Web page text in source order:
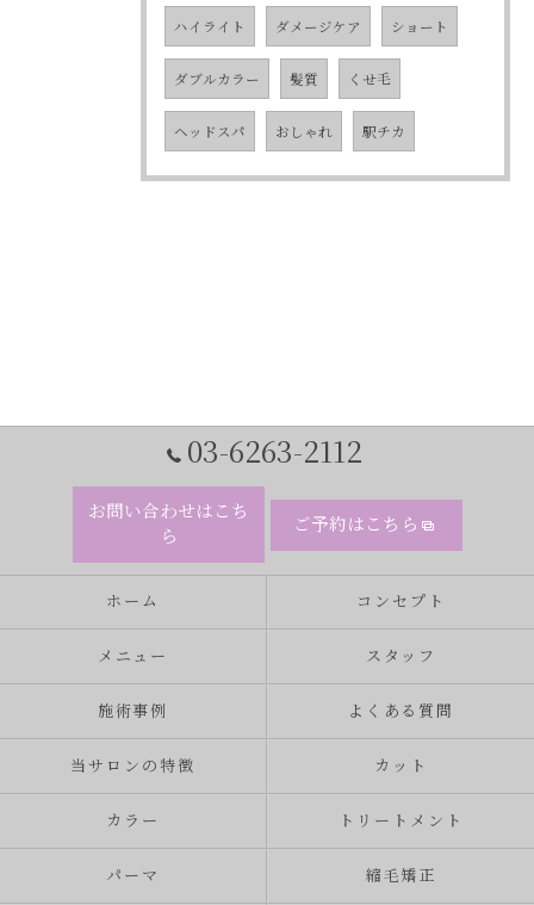
ハイライト ダメージケア ショート
ダブルカラー 髪質 くせ毛
ヘッドスパ おしゃれ 駅チカ
03-6263-2112
お問い合わせはこち
ら
ご予約はこちら
ホーム コンセプト
メニュー スタッフ
施術事例 よくある質問
当サロンの特徴 カット
カラー トリートメント
パーマ 縮毛矯正